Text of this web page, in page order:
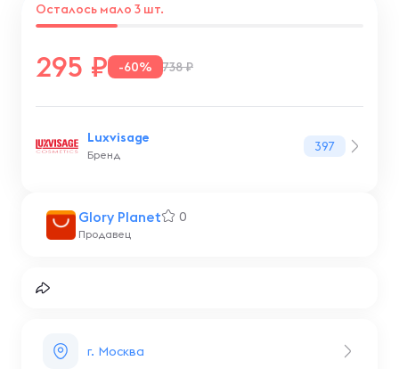
Glory Planet 0
Продавец
295 -60% 738 ₽
Осталось мало 3 шт.
Luxvisage
Бренд
397
г. Москва